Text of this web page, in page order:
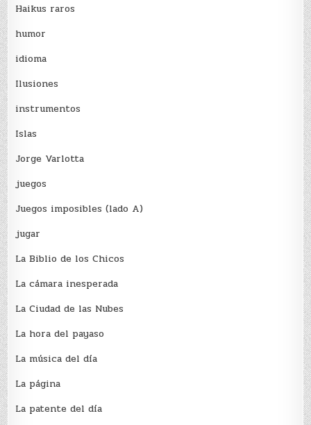
Haikus raros
humor
idioma
Ilusiones
instrumentos
Islas
Jorge Varlotta
juegos
Juegos imposibles (lado A)
jugar
La Biblio de los Chicos
La cámara inesperada
La Ciudad de las Nubes
La hora del payaso
La música del día
La página
La patente del día